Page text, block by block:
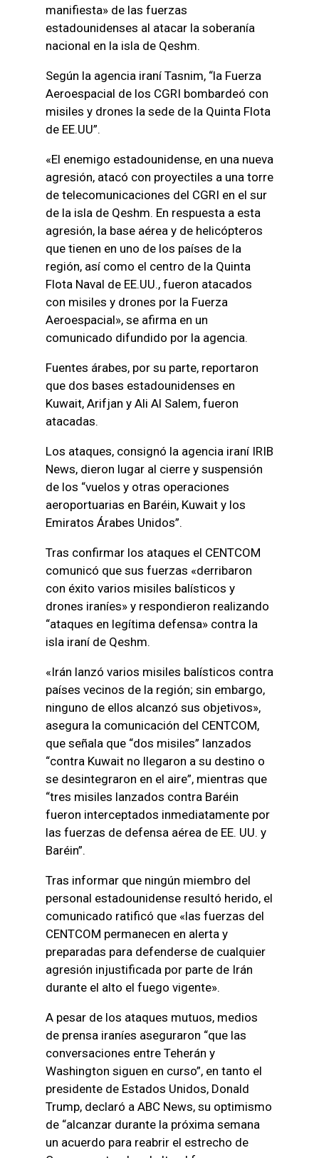
manifiesta» de las fuerzas
estadounidenses al atacar la soberanía
nacional en la isla de Qeshm.
Según la agencia iraní Tasnim, “la Fuerza
Aeroespacial de los CGRI bombardeó con
misiles y drones la sede de la Quinta Flota
de EE.UU”.
«El enemigo estadounidense, en una nueva
agresión, atacó con proyectiles a una torre
de telecomunicaciones del CGRI en el sur
de la isla de Qeshm. En respuesta a esta
agresión, la base aérea y de helicópteros
que tienen en uno de los países de la
región, así como el centro de la Quinta
Flota Naval de EE.UU., fueron atacados
con misiles y drones por la Fuerza
Aeroespacial», se afirma en un
comunicado difundido por la agencia.
Fuentes árabes, por su parte, reportaron
que dos bases estadounidenses en
Kuwait, Arifjan y Ali Al Salem, fueron
atacadas.
Los ataques, consignó la agencia iraní IRIB
News, dieron lugar al cierre y suspensión
de los “vuelos y otras operaciones
aeroportuarias en Baréin, Kuwait y los
Emiratos Árabes Unidos”.
Tras confirmar los ataques el CENTCOM
comunicó que sus fuerzas «derribaron
con éxito varios misiles balísticos y
drones iraníes» y respondieron realizando
“ataques en legítima defensa» contra la
isla iraní de Qeshm.
«Irán lanzó varios misiles balísticos contra
países vecinos de la región; sin embargo,
ninguno de ellos alcanzó sus objetivos»,
asegura la comunicación del CENTCOM,
que señala que “dos misiles” lanzados
“contra Kuwait no llegaron a su destino o
se desintegraron en el aire”, mientras que
“tres misiles lanzados contra Baréin
fueron interceptados inmediatamente por
las fuerzas de defensa aérea de EE. UU. y
Baréin”.
Tras informar que ningún miembro del
personal estadounidense resultó herido, el
comunicado ratificó que «las fuerzas del
CENTCOM permanecen en alerta y
preparadas para defenderse de cualquier
agresión injustificada por parte de Irán
durante el alto el fuego vigente».
A pesar de los ataques mutuos, medios
de prensa iraníes aseguraron “que las
conversaciones entre Teherán y
Washington siguen en curso”, en tanto el
presidente de Estados Unidos, Donald
Trump, declaró a ABC News, su optimismo
de “alcanzar durante la próxima semana
un acuerdo para reabrir el estrecho de